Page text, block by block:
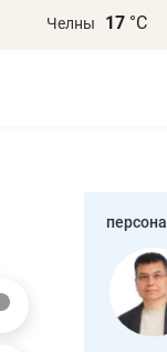
Челны 17 °С
персона